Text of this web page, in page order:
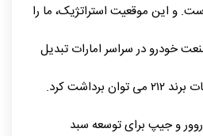
و این موقعیت استراتژیک، ما را
خودرو در سراسر امارات تبدیل
کرده است. آنچه که از اقدامات برند ۲۱۲ می توان برداشت کرد.
و جیپ برای توسعه سبد